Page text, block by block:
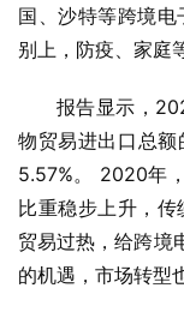
国、沙特等跨境
别上，防疫、家庭
报告显示，
物贸易进出口总
5.57%。 2020年
比重稳步上升，
贸易过热，给跨境
的机遇，市场转型